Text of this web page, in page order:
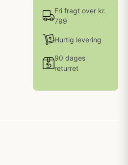
Fri fragt over kr.
799
Hurtig levering
90 dages
returret